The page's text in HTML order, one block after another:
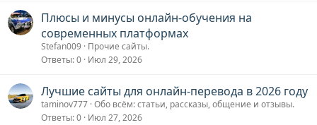
Плюсы и минусы онлайн-обучения на
современных платформах
Stefan009 Прочие сайты.
Ответы 0 Июл 29, 2026
Лучшие сайты для онлайн-перевода в 2026 году
taminov777 Обо всём: статьи, рассказы, общение и отзывы.
Ответы 0 Июл 27, 2026